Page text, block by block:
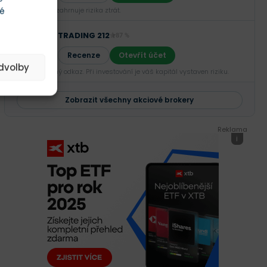
Investování zahrnuje rizika ztrát.‎
TRADING 212
Recenze Otevřít účet
Sponzorovaný odkaz. Při investování je váš kapitál vystaven riziku.
Zobrazit všechny akciové brokery
Reklama
i